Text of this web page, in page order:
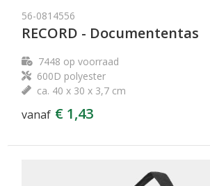
56-0814556
RECORD - Documententas
7448 op voorraad
600D polyester
ca. 40 x 30 x 3,7 cm
vanaf € 1,43